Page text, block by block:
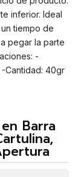
inferior. Ideal
tiempo de
pegar la parte
-
Cantidad: 40gr
Barra